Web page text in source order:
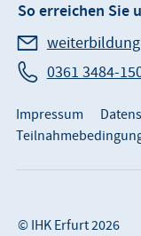
So erreichen Sie
0361 3484-
© IHK Erfurt 2026
Impressum